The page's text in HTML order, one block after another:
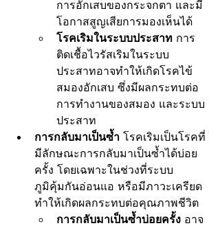
การอักเสบของกระจกตา และมี
โอกาสสูญเสียการมองเห็นได้
โรคเริมในระบบประสาท การ
ติดเชื้อไวรัสเริมในระบบ
ประสาทอาจทำให้เกิดโรคไข้
สมองอักเสบ ซึ่งมีผลกระทบต่อ
การทำงานของสมอง และระบบ
ประสาท
การกลับมาเป็นซ้ำ โรคเริมเป็นโรคที่
มีลักษณะการกลับมาเป็นซ้ำได้บ่อย
ครั้ง โดยเฉพาะในช่วงที่ระบบ
ภูมิคุ้มกันอ่อนแอ หรือมีภาวะเครียด
ทำให้เกิดผลกระทบต่อคุณภาพชีวิต
การกลับมาเป็นซ้ำบ่อยครั้ง อาจ